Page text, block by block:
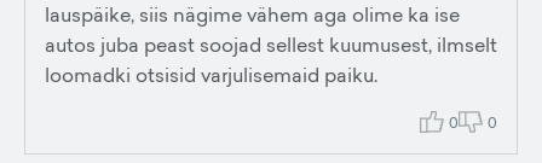
lauspäike, siis nägime vähem aga olime ka ise
autos juba peast soojad sellest kuumusest, ilmselt
loomadki otsisid varjulisemaid paiku.
0 0